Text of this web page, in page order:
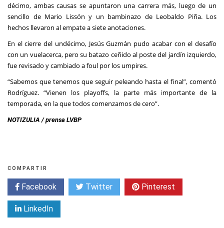
décimo, ambas causas se apuntaron una carrera más, luego de un
sencillo de Mario Lissón y un bambinazo de Leobaldo Piña. Los
hechos llevaron al empate a siete anotaciones.
En el cierre del undécimo, Jesús Guzmán pudo acabar con el desafío
con un vuelacerca, pero su batazo ceñido al poste del jardín izquierdo,
fue revisado y cambiado a foul por los umpires.
“Sabemos que tenemos que seguir peleando hasta el final”, comentó
Rodríguez. “Vienen los playoffs, la parte más importante de la
temporada, en la que todos comenzamos de cero”.
NOTIZULIA / prensa LVBP
COMPARTIR
Facebook Twitter Pinterest
LinkedIn